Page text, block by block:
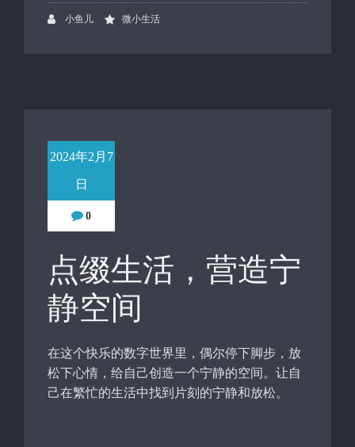
小鱼儿 微小生活
2024年2月7
日
0
点缀生活，营造宁
静空间
在这个快乐的数字世界里，偶尔停下脚步，放
松下心情，给自己创造一个宁静的空间。让自
己在繁忙的生活中找到片刻的宁静和放松。